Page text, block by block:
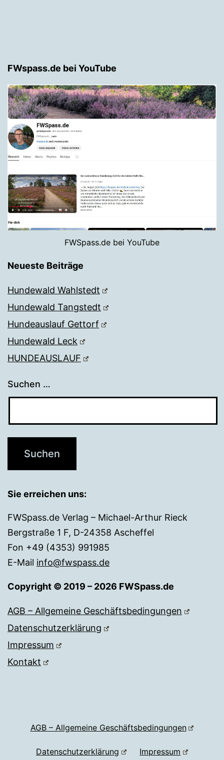
FWspass.de bei YouTube
FWSpass.de bei YouTube
Neueste Beiträge
Hundewald Wahlstedt
Hundewald Tangstedt
Hundeauslauf Gettorf
Hundewald Leck
HUNDEAUSLAUF
Suchen …
Sie erreichen uns:
FWSpass.de Verlag – Michael-Arthur Rieck
Bergstraße 1 F, D-24358 Ascheffel
Fon +49 (4353) 991985
E-Mail info@fwspass.de
Copyright © 2019 – 2026 FWSpass.de
AGB – Allgemeine Geschäftsbedingungen
Datenschutzerklärung
Impressum
Kontakt
AGB – Allgemeine Geschäftsbedingungen
Datenschutzerklärung Impressum